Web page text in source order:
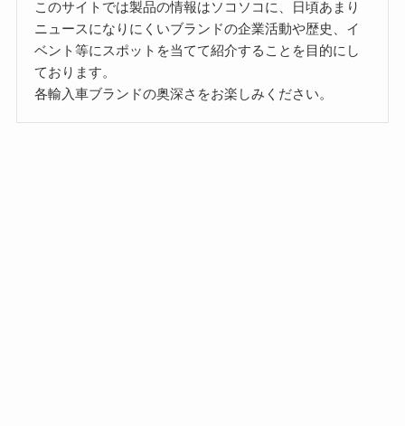
このサイトでは製品の情報はソコソコに、日頃あまり
ニュースになりにくいブランドの企業活動や歴史、イ
ベント等にスポットを当てて紹介することを目的にし
ております。
各輸入車ブランドの奥深さをお楽しみください。